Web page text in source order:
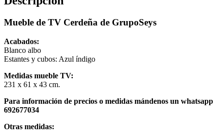
Mueble de TV Cerdeña de GrupoSeys
Acabados:
Blanco albo
Estantes y cubos: Azul índigo
Medidas mueble TV:
231 x 61 x 43 cm.
Para información de precios o medidas mándenos un whatsapp
692677034
Otras medidas: